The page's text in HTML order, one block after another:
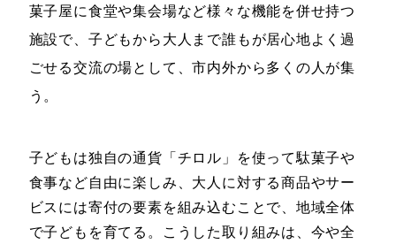
菓子屋に食堂や集会場など様々な機能を併せ持つ
施設で、子どもから大人まで誰もが居心地よく過
ごせる交流の場として、市内外から多くの人が集
う。
子どもは独自の通貨「チロル」を使って駄菓子や
食事など自由に楽しみ、大人に対する商品やサー
ビスには寄付の要素を組み込むことで、地域全体
で子どもを育てる。こうした取り組みは、今や全